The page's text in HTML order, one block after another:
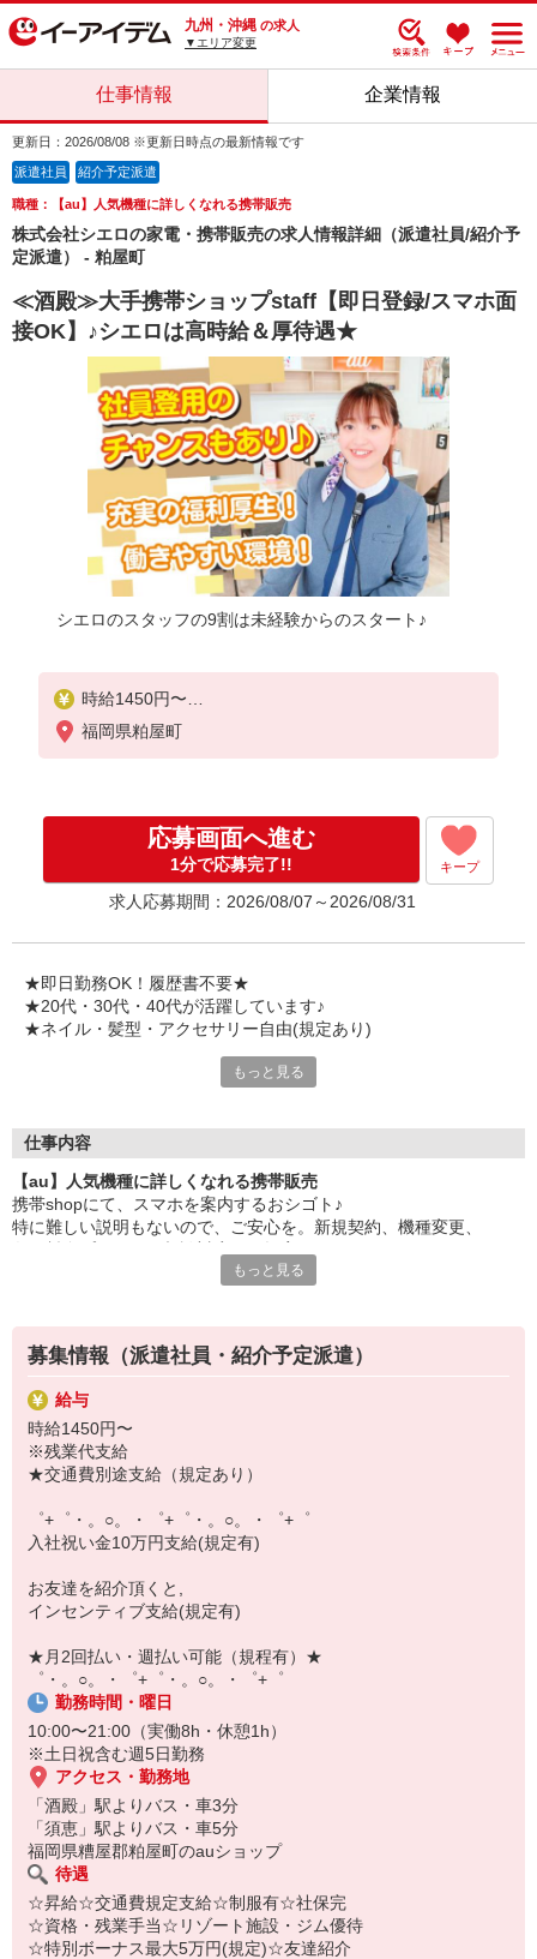
九州・沖縄 の求人
▼エリア変更
仕事情報 企業情報
更新日：2026/08/08 ※更新日時点の最新情報です
派遣社員 紹介予定派遣
職種：【au】人気機種に詳しくなれる携帯販売
株式会社シエロの家電・携帯販売の求人情報詳細（派遣社員/紹介予
定派遣） - 粕屋町
≪酒殿≫大手携帯ショップstaff【即日登録/スマホ面
接OK】♪シエロは高時給＆厚待遇★
シエロのスタッフの9割は未経験からのスタート♪
時給1450円〜
※残業代支給
★交通費別途支給（規定あり）
入社祝い金10万円支給(規定有)
お友達を紹介頂くと,
インセンティブ支給(規定有)
゜・。○。・゜+゜・。○。・゜+゜
福岡県粕屋町
応募画面へ進む
1分で応募完了!! キープ
求人応募期間：2026/08/07～2026/08/31
★即日勤務OK！履歴書不要★
★20代・30代・40代が活躍しています♪
★ネイル・髪型・アクセサリー自由(規定あり)
シエロのスタッフは9割が未経験スタート。
ずっと先まで役に立ちます！
丁寧な研修もあるので、
みなさんから働きやすいと好評です♪
最新アプリ事情やお得なプラン、
スマホの裏ワザを学べるチャンス♪
￣￣￣￣￣￣￣￣￣￣￣
▼オフィスワーク
事務、経理、データ入力、コールセンター、受付
▼工場・製造・軽作業系
機械/食品製造・梱包・仕分け・加工・組立・検査
▼美容系
眉毛サロンのアイブロウ・ネイリスト・エステ
▼営業・販売
法人営業・アパレル販売・個別指導塾・人材紹介
▼人気案件も多数♪
短期・期間限定・オープニング・官公庁案件
上場/優良/大手企業など
【スマホ面接実施中】
￣￣￣￣￣￣￣￣￣
自宅に居ながらスマホでカンタン面接OK！
オンライン面談なのでスピード対応。
もっと見る
仕事内容
【au】人気機種に詳しくなれる携帯販売
携帯shopにて、スマホを案内するおシゴト♪
特に難しい説明もないので、ご安心を。新規契約、機種変更、
満足度◎
■携帯やインターネット販売業務
docomo(ドコモ)/au(エーユー)・KDDI/softbank(ソフトバンク)など
の大手キャリアから
ワイモバイル(Y!mobille)、楽天モバイル、UQなど格安スマホまで幅
広く紹介可能♪
もっと見る
募集情報（派遣社員・紹介予定派遣）
給与
時給1450円〜
※残業代支給
★交通費別途支給（規定あり）
゜+゜・。○。・゜+゜・。○。・゜+゜
入社祝い金10万円支給(規定有)
お友達を紹介頂くと,
インセンティブ支給(規定有)
★月2回払い・週払い可能（規程有）★
゜・。○。・゜+゜・。○。・゜+゜
勤務時間・曜日
10:00〜21:00（実働8h・休憩1h）
※土日祝含む週5日勤務
アクセス・勤務地
「酒殿」駅よりバス・車3分
「須恵」駅よりバス・車5分
福岡県糟屋郡粕屋町のauショップ
待遇
☆昇給☆交通費規定支給☆制服有☆社保完
☆資格・残業手当☆リゾート施設・ジム優待
☆特別ボーナス最大5万円(規定)☆友達紹介